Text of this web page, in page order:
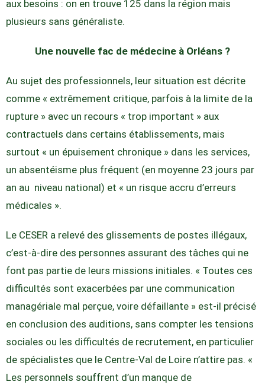
aux besoins : on en trouve 125 dans la région mais
plusieurs sans généraliste.
Une nouvelle fac de médecine à Orléans ?
Au sujet des professionnels, leur situation est décrite
comme « extrêmement critique, parfois à la limite de la
rupture » avec un recours « trop important » aux
contractuels dans certains établissements, mais
surtout « un épuisement chronique » dans les services,
un absentéisme plus fréquent (en moyenne 23 jours par
an au niveau national) et « un risque accru d’erreurs
médicales ».
Le CESER a relevé des glissements de postes illégaux,
c’est-à-dire des personnes assurant des tâches qui ne
font pas partie de leurs missions initiales. « Toutes ces
difficultés sont exacerbées par une communication
managériale mal perçue, voire défaillante » est-il précisé
en conclusion des auditions, sans compter les tensions
sociales ou les difficultés de recrutement, en particulier
de spécialistes que le Centre-Val de Loire n’attire pas. «
Les personnels souffrent d’un manque de